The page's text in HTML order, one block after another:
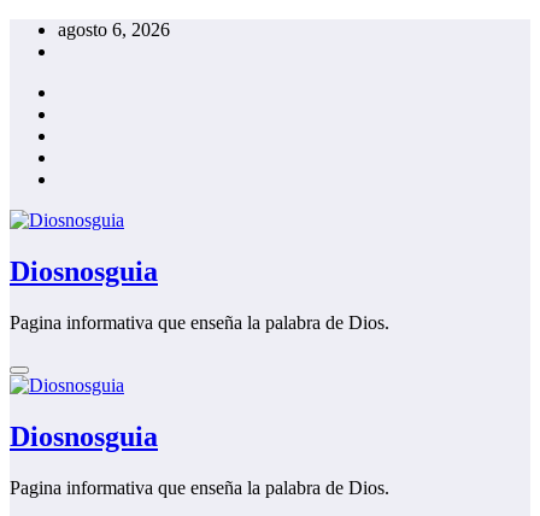
Saltar
agosto 6, 2026
Diosnosguia
Pagina informativa que enseña la palabra de Dios.
Diosnosguia
Pagina informativa que enseña la palabra de Dios.